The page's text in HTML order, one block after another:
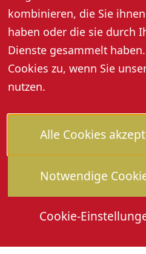
kombinieren, die Sie
haben oder die sie durch
Dienste gesammelt
Cookies zu, wenn Sie
nutzen.
Alle Cookies
Notwendige
Cookie-
Weitere